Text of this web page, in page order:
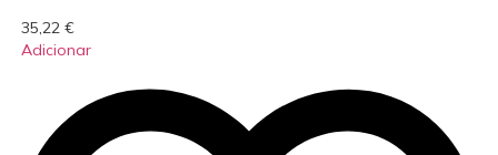
35,22 €
Adicionar